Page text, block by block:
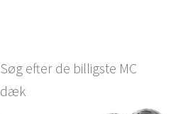
Søg efter de billigste MC
dæk